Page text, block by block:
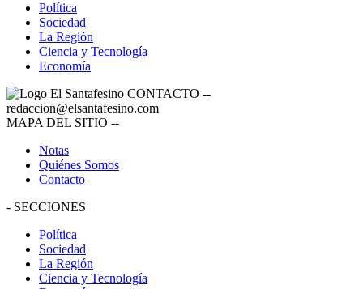
Política
Sociedad
La Región
Ciencia y Tecnología
Economía
CONTACTO --
redaccion@elsantafesino.com
MAPA DEL SITIO --
Notas
Quiénes Somos
Contacto
- SECCIONES
Política
Sociedad
La Región
Ciencia y Tecnología